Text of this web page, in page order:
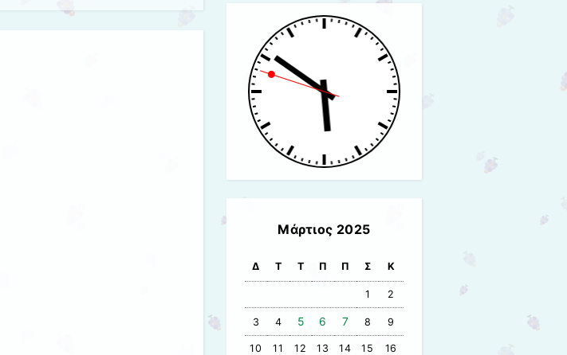
Μάρτιος 2025
Δ Τ Τ Π Π Σ Κ
1 2
3 4 5 6 7 8 9
10 11 12 13 14 15 16